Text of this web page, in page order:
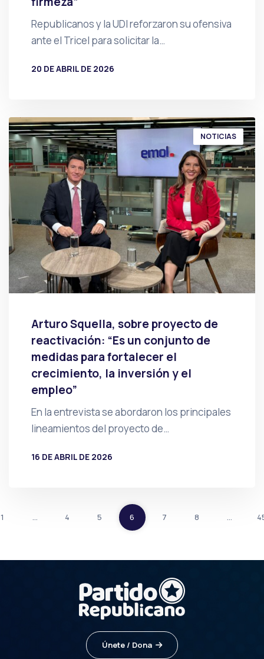
Republicanos y la UDI reforzaron su ofensiva
ante el Tricel para solicitar la…
20 DE ABRIL DE 2026
NOTICIAS
Arturo Squella, sobre proyecto de
reactivación: “Es un conjunto de
medidas para fortalecer el
crecimiento, la inversión y el
empleo”
En la entrevista se abordaron los principales
lineamientos del proyecto de…
16 DE ABRIL DE 2026
1 … 4 5 6 7 8 …
Únete / Dona